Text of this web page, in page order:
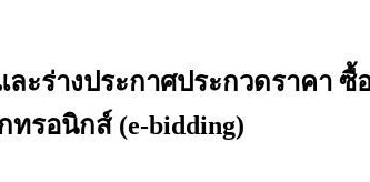
และร่างประกาศประกวดราค
ทรอนิกส์ (e-bidding)